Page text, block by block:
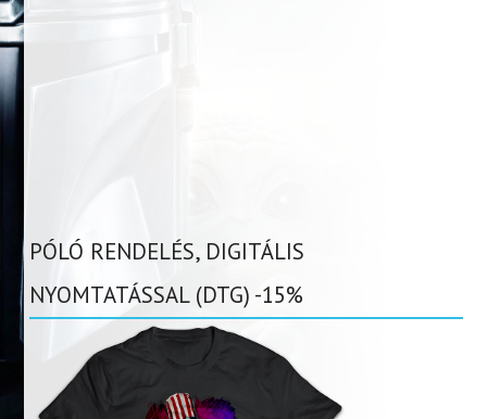
PÓLÓ RENDELÉS, DIGITÁLIS
NYOMTATÁSSAL (DTG) -15%